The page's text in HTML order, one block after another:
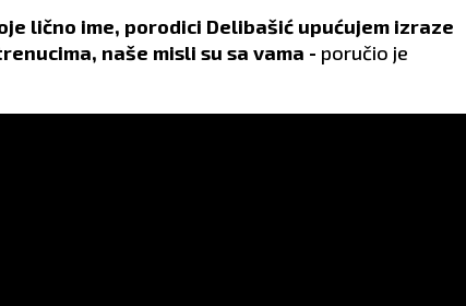
lično ime, porodici Delibašić upućujem izraze
naše misli su sa vama - poručio je